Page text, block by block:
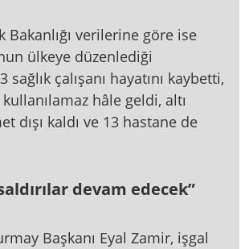
Bakanlığı verilerine göre ise
ülkeye düzenlediği
sağlık çalışanı hayatını kaybetti,
hâle geldi, altı
dışı kaldı ve 13 hastane de
devam edecek”
Başkanı Eyal Zamir, işgal